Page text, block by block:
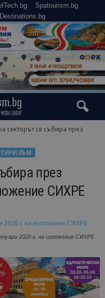
Spatourism.bg
Destinations.bg
секторът се събира през
през
СИХРЕ
2020 г. на изложение СИХРЕ